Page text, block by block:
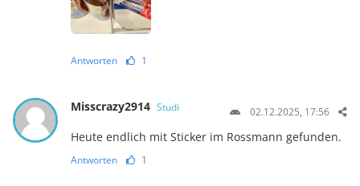
Antworten 1
Misscrazy2914 Studi 02.12.2025, 17:56
Heute endlich mit Sticker im Rossmann gefunden.
Antworten 1